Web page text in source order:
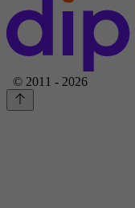
© 2011 - 2026